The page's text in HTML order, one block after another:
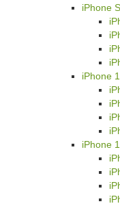
iPhone
iPhone
iPhone